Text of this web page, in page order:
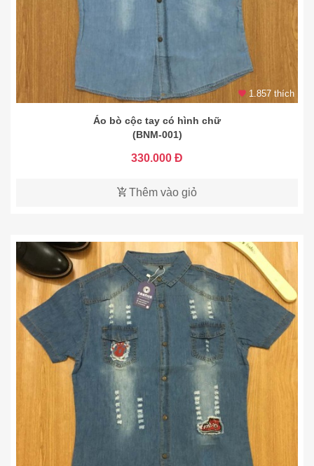
1.857 thích
Áo bò cộc tay có hình chữ
(BNM-001)
330.000 Đ
Thêm vào giỏ